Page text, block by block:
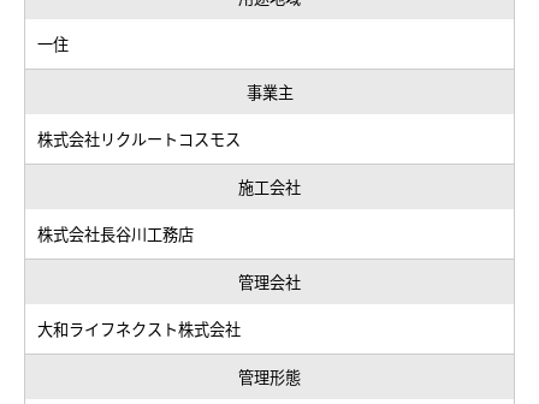
一住
事業主
株式会社リクルートコスモス
施工会社
株式会社長谷川工務店
管理会社
大和ライフネクスト株式会社
管理形態